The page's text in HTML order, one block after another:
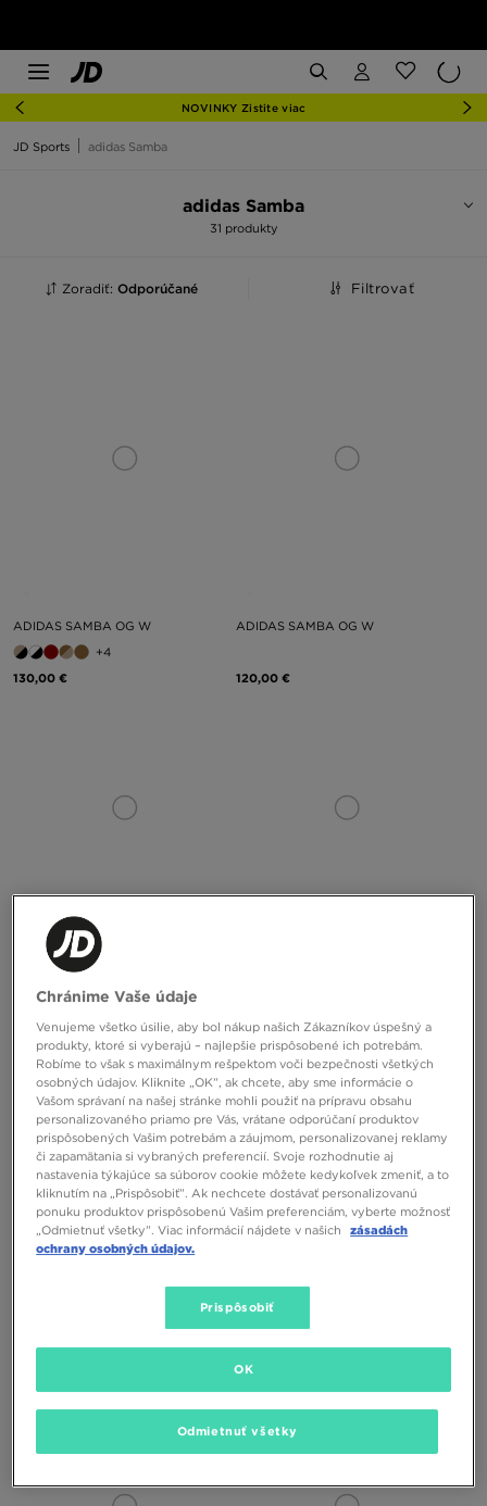
NOVINKY Zistite viac
JD Sports adidas Samba
adidas Samba
31 produkty
Zoradiť: Odporúčané Filtrovať
ADIDAS SAMBA OG W
+4
130,00 €
ADIDAS SAMBA OG W
120,00 €
ADIDAS SAMBA OG
110,00 € 90,00 €
110,00 €
Chránime Vaše údaje
Venujeme všetko úsilie, aby bol nákup našich Zákazníkov úspešný a
produkty, ktoré si vyberajú – najlepšie prispôsobené ich potrebám.
Robíme to však s maximálnym rešpektom voči bezpečnosti všetkých
osobných údajov. Kliknite „OK”, ak chcete, aby sme informácie o
Vašom správaní na našej stránke mohli použiť na prípravu obsahu
personalizovaného priamo pre Vás, vrátane odporúčaní produktov
prispôsobených Vašim potrebám a záujmom, personalizovanej reklamy
či zapamätania si vybraných preferencií. Svoje rozhodnutie aj
nastavenia týkajúce sa súborov cookie môžete kedykoľvek zmeniť, a to
kliknutím na „Prispôsobiť”. Ak nechcete dostávať personalizovanú
ponuku produktov prispôsobenú Vašim preferenciám, vyberte možnosť
„Odmietnuť všetky”. Viac informácií nájdete v našich
zásadách
ochrany osobných údajov.
Prispôsobiť
Odmietnuť všetky
OK